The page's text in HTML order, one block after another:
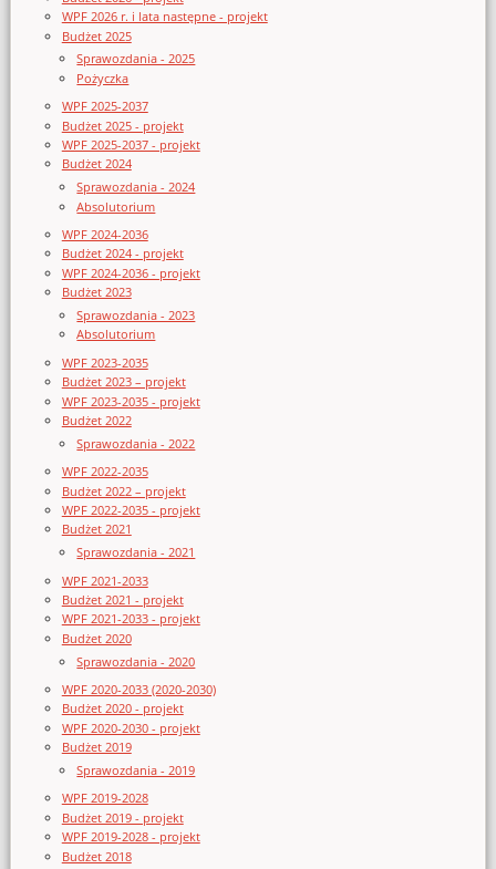
WPF 2026 r. i lata następne - projekt
Budżet 2025
Sprawozdania - 2025
Pożyczka
WPF 2025-2037
Budżet 2025 - projekt
WPF 2025-2037 - projekt
Budżet 2024
Sprawozdania - 2024
Absolutorium
WPF 2024-2036
Budżet 2024 - projekt
WPF 2024-2036 - projekt
Budżet 2023
Sprawozdania - 2023
Absolutorium
WPF 2023-2035
Budżet 2023 – projekt
WPF 2023-2035 - projekt
Budżet 2022
Sprawozdania - 2022
WPF 2022-2035
Budżet 2022 – projekt
WPF 2022-2035 - projekt
Budżet 2021
Sprawozdania - 2021
WPF 2021-2033
Budżet 2021 - projekt
WPF 2021-2033 - projekt
Budżet 2020
Sprawozdania - 2020
WPF 2020-2033 (2020-2030)
Budżet 2020 - projekt
WPF 2020-2030 - projekt
Budżet 2019
Sprawozdania - 2019
WPF 2019-2028
Budżet 2019 - projekt
WPF 2019-2028 - projekt
Budżet 2018